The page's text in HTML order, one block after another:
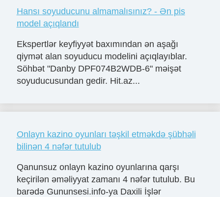
Hansı soyuducunu almamalısınız? - Ən pis
model açıqlandı
Ekspertlər keyfiyyət baxımından ən aşağı
qiymət alan soyuducu modelini açıqlayıblar.
Söhbət "Danby DPF074B2WDB-6" məişət
soyuducusundan gedir. Hit.az...
Onlayn kazino oyunları təşkil etməkdə şübhəli
bilinən 4 nəfər tutulub
Qanunsuz onlayn kazino oyunlarına qarşı
keçirilən əməliyyat zamanı 4 nəfər tutulub. Bu
barədə Gununsesi.info-ya Daxili İşlər